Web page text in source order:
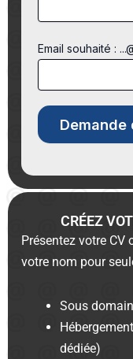
Email souhaité :
CRÉEZ
Présentez votre
votre nom pour
Sous
dédiée)